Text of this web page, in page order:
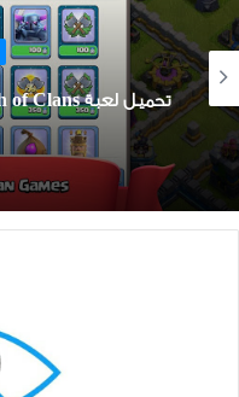
تحميل لعبة Clash of Clans هيا ماذا تنتظر حملها الان